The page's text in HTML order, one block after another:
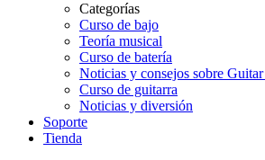
Categorías
Curso de bajo
Teoría musical
Curso de batería
Noticias y consejos sobre
Curso de guitarra
Noticias y diversión
Soporte
Tienda